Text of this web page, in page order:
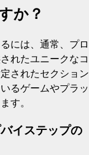
か？
には、通常、プロ
れたユニークなコ
されたセクション
るゲームやプラッ
す。
イステップの